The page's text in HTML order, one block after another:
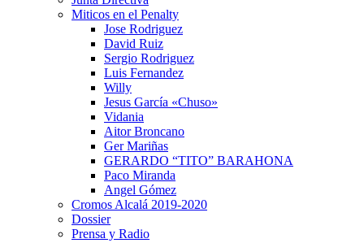
Miticos en el Penalty
Jose Rodriguez
David Ruiz
Sergio Rodriguez
Luis Fernandez
Willy
Jesus García «Chuso»
Vidania
Aitor Broncano
Ger Mariñas
GERARDO “TITO” BARAHONA
Paco Miranda
Angel Gómez
Cromos Alcalá 2019-2020
Dossier
Prensa y Radio